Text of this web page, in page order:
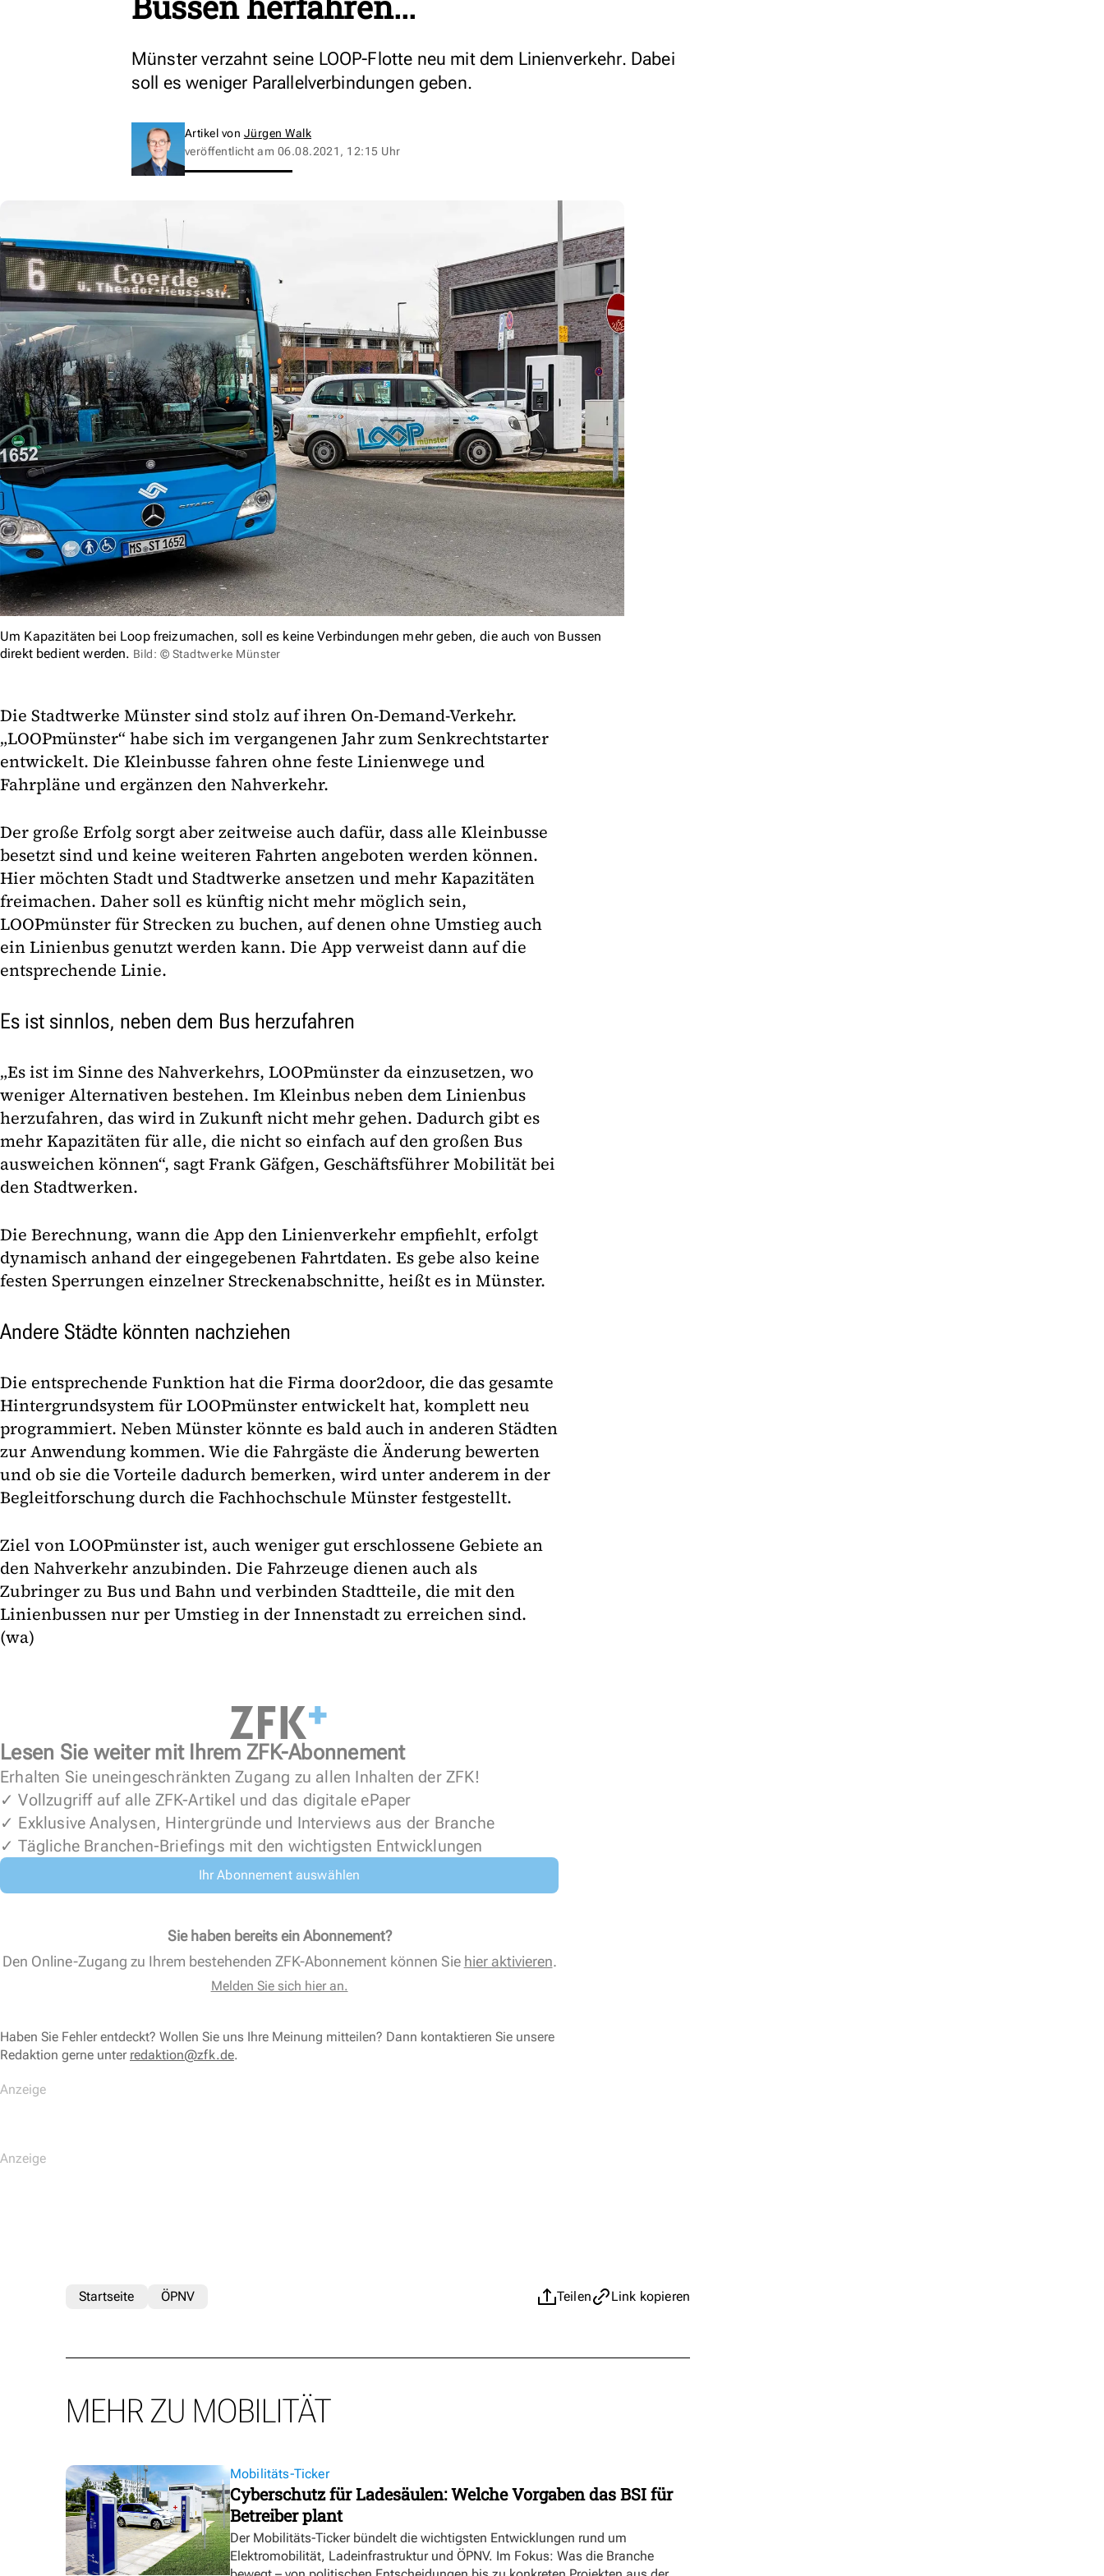
Münster verzahnt seine LOOP-Flotte neu mit dem Linienverkehr. Dabei
soll es weniger Parallelverbindungen geben.
Artikel von Jürgen Walk
veröffentlicht am 06.08.2021, 12:15 Uhr
Um Kapazitäten bei Loop freizumachen, soll es keine Verbindungen mehr geben, die auch von Bussen
direkt bedient werden. Bild: © Stadtwerke Münster
Die Stadtwerke Münster sind stolz auf ihren On-Demand-Verkehr.
„LOOPmünster“ habe sich im vergangenen Jahr zum Senkrechtstarter
entwickelt. Die Kleinbusse fahren ohne feste Linienwege und
Fahrpläne und ergänzen den Nahverkehr.
Der große Erfolg sorgt aber zeitweise auch dafür, dass alle Kleinbusse
besetzt sind und keine weiteren Fahrten angeboten werden können.
Hier möchten Stadt und Stadtwerke ansetzen und mehr Kapazitäten
freimachen. Daher soll es künftig nicht mehr möglich sein,
LOOPmünster für Strecken zu buchen, auf denen ohne Umstieg auch
ein Linienbus genutzt werden kann. Die App verweist dann auf die
entsprechende Linie.
Es ist sinnlos, neben dem Bus herzufahren
„Es ist im Sinne des Nahverkehrs, LOOPmünster da einzusetzen, wo
weniger Alternativen bestehen. Im Kleinbus neben dem Linienbus
herzufahren, das wird in Zukunft nicht mehr gehen. Dadurch gibt es
mehr Kapazitäten für alle, die nicht so einfach auf den großen Bus
ausweichen können“, sagt Frank Gäfgen, Geschäftsführer Mobilität bei
den Stadtwerken.
Die Berechnung, wann die App den Linienverkehr empfiehlt, erfolgt
dynamisch anhand der eingegebenen Fahrtdaten. Es gebe also keine
festen Sperrungen einzelner Streckenabschnitte, heißt es in Münster.
Andere Städte könnten nachziehen
Die entsprechende Funktion hat die Firma door2door, die das gesamte
Hintergrundsystem für LOOPmünster entwickelt hat, komplett neu
programmiert. Neben Münster könnte es bald auch in anderen Städten
zur Anwendung kommen. Wie die Fahrgäste die Änderung bewerten
und ob sie die Vorteile dadurch bemerken, wird unter anderem in der
Begleitforschung durch die Fachhochschule Münster festgestellt.
Ziel von LOOPmünster ist, auch weniger gut erschlossene Gebiete an
den Nahverkehr anzubinden. Die Fahrzeuge dienen auch als
Zubringer zu Bus und Bahn und verbinden Stadtteile, die mit den
Linienbussen nur per Umstieg in der Innenstadt zu erreichen sind.
(wa)
Lesen Sie weiter mit Ihrem ZFK-Abonnement
Erhalten Sie uneingeschränkten Zugang zu allen Inhalten der ZFK!
✓ Vollzugriff auf alle ZFK-Artikel und das digitale ePaper
✓ Exklusive Analysen, Hintergründe und Interviews aus der Branche
✓ Tägliche Branchen-Briefings mit den wichtigsten Entwicklungen
Ihr Abonnement auswählen
Sie haben bereits ein Abonnement?
Den Online-Zugang zu Ihrem bestehenden ZFK-Abonnement können Sie hier aktivieren.
Melden Sie sich hier an.
Haben Sie Fehler entdeckt? Wollen Sie uns Ihre Meinung mitteilen? Dann kontaktieren Sie unsere
Redaktion gerne unter redaktion@zfk.de.
Teilen Link kopieren
Startseite ÖPNV
MEHR ZU MOBILITÄT
Mobilitäts-Ticker
Cyberschutz für Ladesäulen: Welche Vorgaben das BSI für
Betreiber plant
Der Mobilitäts-Ticker bündelt die wichtigsten Entwicklungen rund um
Elektromobilität, Ladeinfrastruktur und ÖPNV. Im Fokus: Was die Branche